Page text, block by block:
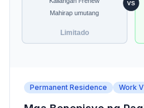
Permanent Residence Work